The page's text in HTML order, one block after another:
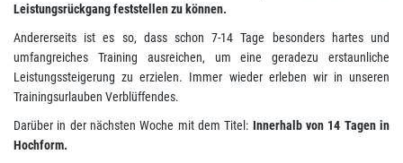
Leistungsrückgang feststellen zu können.
Andererseits ist es so, dass schon 7-14 Tage besonders hartes und
umfangreiches Training ausreichen, um eine geradezu erstaunliche
Leistungssteigerung zu erzielen. Immer wieder erleben wir in unseren
Trainingsurlauben Verblüffendes.
Darüber in der nächsten Woche mit dem Titel: Innerhalb von 14 Tagen in
Hochform.